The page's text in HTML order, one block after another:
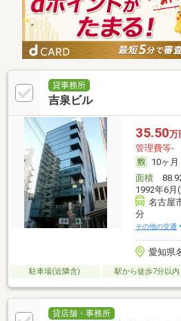
貸事務所
吉泉ビル
35.50万
管理費等-
10ヶ月
面積
1992年6月
名古屋
分
その他の交通
愛知県
駐車場(近隣含) 駅から徒歩7分以内
貸店舗・事務所